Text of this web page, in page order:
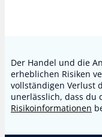
Der Handel und die
erheblichen Risiken
vollständigen Verlust
unerlässlich, dass du
Risikoinformationen